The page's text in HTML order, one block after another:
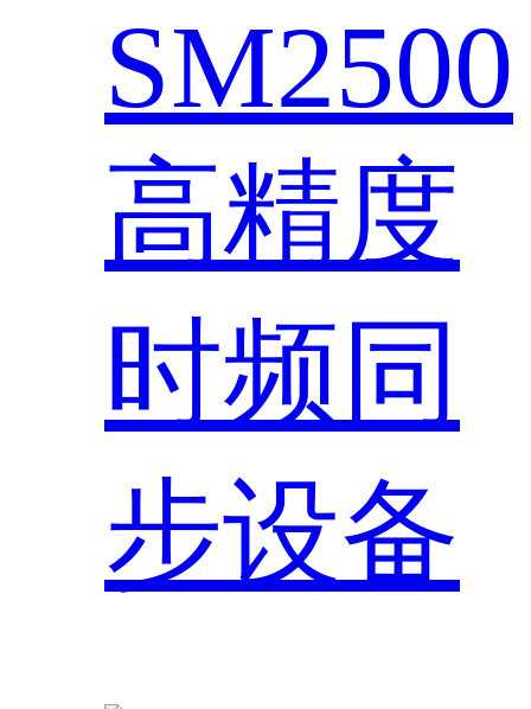
SM2500
高精度
时频同
步设备